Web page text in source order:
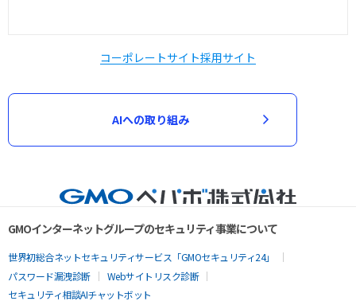
コーポレートサイト採用サイト
AIへの取り組み
GMOインターネットグループのセキュリティ事業について
世界初総合ネットセキュリティサービス「GMOセキュリティ24」
パスワード漏洩診断
Webサイトリスク診断
セキュリティ相談AIチャットボット